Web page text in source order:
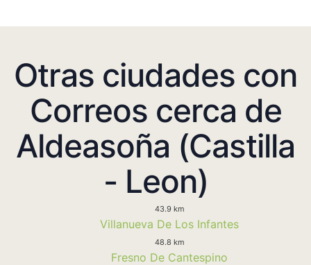
Otras ciudades con
Correos cerca de
Aldeasoña (Castilla
- Leon)
43.9 km
Villanueva De Los Infantes
48.8 km
Fresno De Cantespino